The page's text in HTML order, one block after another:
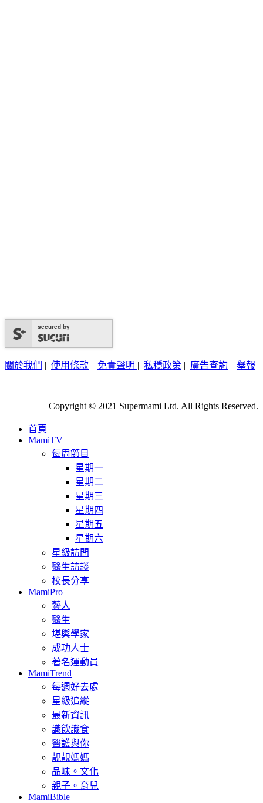
secured by
關於我們 | 使用條款 | 免責聲明 | 私穩政策 | 廣告查詢 | 舉報
Copyright © 2021 Supermami Ltd. All Rights Reserved.
首頁
MamiTV
每周節目
星期一
星期二
星期三
星期四
星期五
星期六
星級訪問
醫生訪談
校長分享
MamiPro
藝人
醫生
堪輿學家
成功人士
著名運動員
MamiTrend
每週好去處
星級追縱
最新資訊
識飲識食
醫護與你
靚靚媽媽
品味。文化
親子。育兒
MamiBible